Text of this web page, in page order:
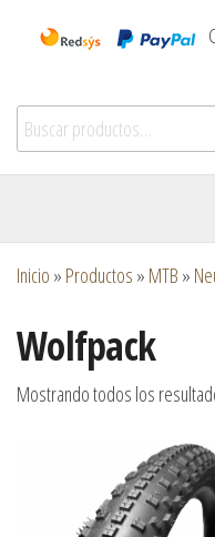
Inicio » Productos » MTB »
Wolfpack
Mostrando todos los